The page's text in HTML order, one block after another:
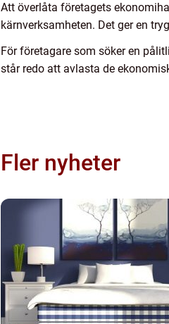
Att överlåta företagets
kärnverksamheten. Det ger en
För företagare som söker en
står redo att avlasta de
Fler nyheter